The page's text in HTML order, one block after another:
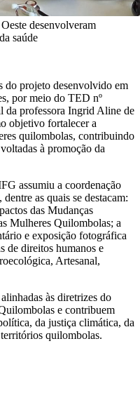
desenvolveram
saúde
do projeto desenvolvido em
por meio do TED nº
da professora Ingrid Aline de
objetivo fortalecer a
quilombolas, contribuindo
à promoção da
assumiu a coordenação
as quais se destacam:
das Mudanças
Mulheres Quilombolas; a
e exposição fotográfica
de direitos humanos e
Artesanal,
às diretrizes do
e contribuem
da justiça climática, da
quilombolas.